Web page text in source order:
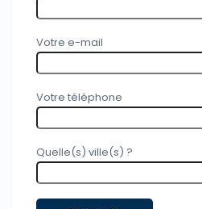
Votre e-mail
Votre téléphone
Quelle(s) ville(s) ?